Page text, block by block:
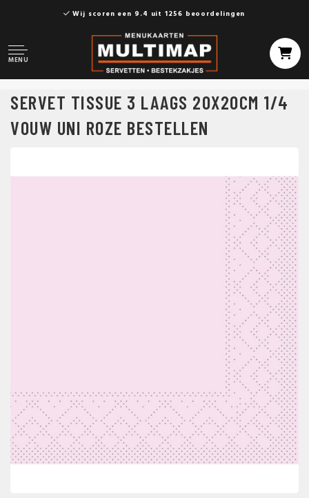
Wij scoren een 9.4 uit 1256 beoordelingen
MENU
SERVET TISSUE 3 LAAGS 20X20CM 1/4
VOUW UNI ROZE BESTELLEN